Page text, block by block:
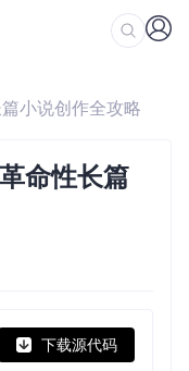
小说创作全攻略
命性长篇
下载源代码